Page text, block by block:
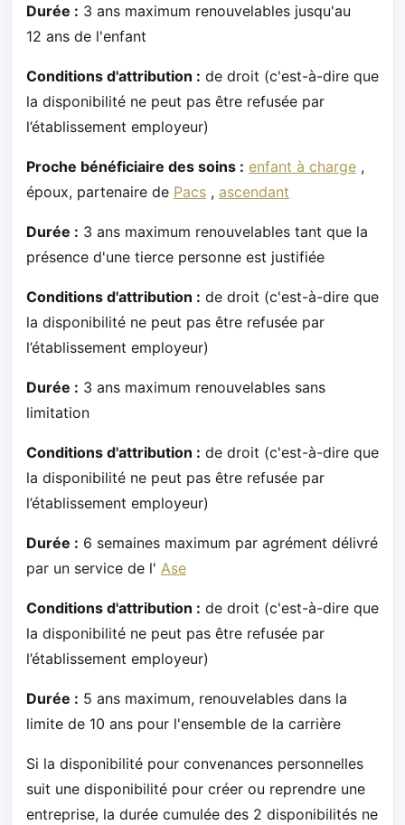
Durée : 3 ans maximum renouvelables jusqu'au
12 ans de l'enfant
Conditions d'attribution : de droit (c'est-à-dire que
la disponibilité ne peut pas être refusée par
l’établissement employeur)
Proche bénéficiaire des soins : enfant à charge ,
époux, partenaire de Pacs , ascendant
Durée : 3 ans maximum renouvelables tant que la
présence d'une tierce personne est justifiée
Conditions d'attribution : de droit (c'est-à-dire que
la disponibilité ne peut pas être refusée par
l’établissement employeur)
Durée : 3 ans maximum renouvelables sans
limitation
Conditions d'attribution : de droit (c'est-à-dire que
la disponibilité ne peut pas être refusée par
l’établissement employeur)
Durée : 6 semaines maximum par agrément délivré
par un service de l' Ase
Conditions d'attribution : de droit (c'est-à-dire que
la disponibilité ne peut pas être refusée par
l’établissement employeur)
Durée : 5 ans maximum, renouvelables dans la
limite de 10 ans pour l'ensemble de la carrière
Si la disponibilité pour convenances personnelles
suit une disponibilité pour créer ou reprendre une
entreprise, la durée cumulée des 2 disponibilités ne